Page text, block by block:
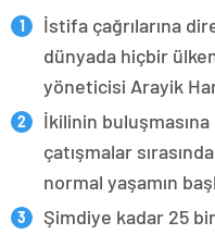
İstifa çağrılarına
dünyada hiçbir
yöneticisi Arayik
İkilinin buluşmasına
çatışmalar
normal yaşamın
Şimdiye kadar 25